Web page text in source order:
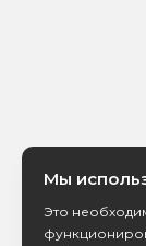
Мы
Это